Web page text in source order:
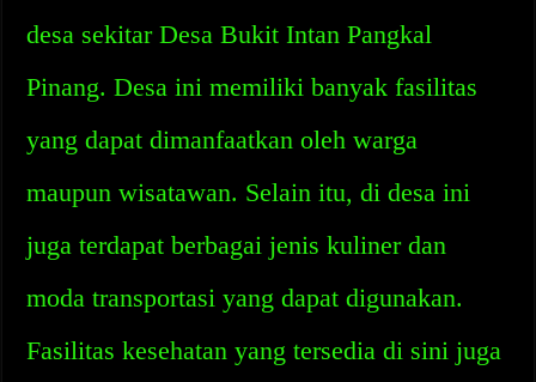
desa sekitar Desa Bukit Intan Pangkal
Pinang. Desa ini memiliki banyak fasilitas
yang dapat dimanfaatkan oleh warga
maupun wisatawan. Selain itu, di desa ini
juga terdapat berbagai jenis kuliner dan
moda transportasi yang dapat digunakan.
Fasilitas kesehatan yang tersedia di sini juga